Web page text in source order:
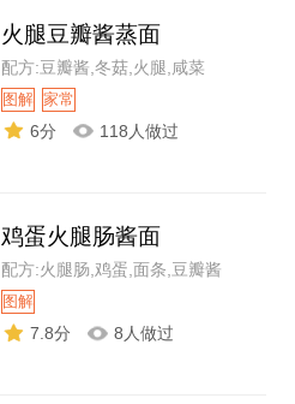
火腿豆瓣酱蒸面
配方:豆瓣酱,冬菇,火腿,咸菜
图解 家常
6分 118人做过
鸡蛋火腿肠酱面
配方:火腿肠,鸡蛋,面条,豆瓣酱
图解
7.8分 8人做过